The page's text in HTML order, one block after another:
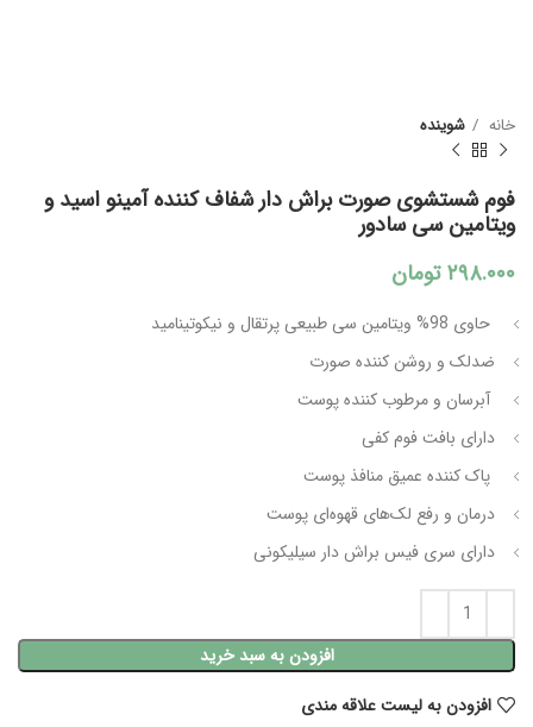
خانه شوینده
فوم شستشوی صورت براش دار شفاف کننده آمینو اسید و
ویتامین سی سادور
۲۹۸.۰۰۰ تومان
حاوی 98% ویتامین سی طبیعی پرتقال و نیکوتینامید
ضدلک و روشن کننده صورت
آبرسان و مرطوب کننده پوست
دارای بافت فوم کفی
پاک کننده عمیق منافذ پوست
درمان و رفع لک‌های قهوه‌ای پوست
دارای سری فیس براش دار سیلیکونی
افزودن به سبد خرید
افزودن به لیست علاقه مندی